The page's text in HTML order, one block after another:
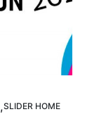
,SLIDER HOME